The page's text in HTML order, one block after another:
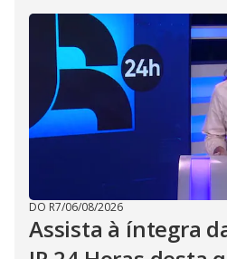
DO R7/06/08/2026
Assista à íntegra